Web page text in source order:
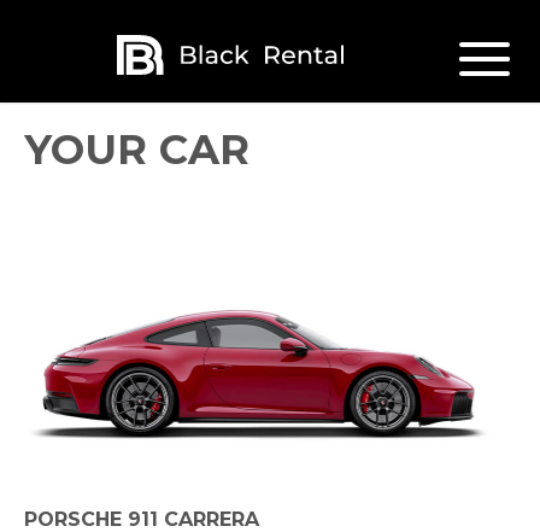
YOUR CAR
PORSCHE 911 CARRERA